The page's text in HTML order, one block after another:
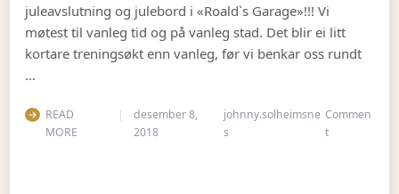
juleavslutning og julebord i «Roald`s Garage»!!! Vi
møtest til vanleg tid og på vanleg stad. Det blir ei litt
kortare treningsøkt enn vanleg, før vi benkar oss rundt
…
READ
MORE
desember 8,
2018
johnny.solheimsne
s
Commen
ton Julebordet